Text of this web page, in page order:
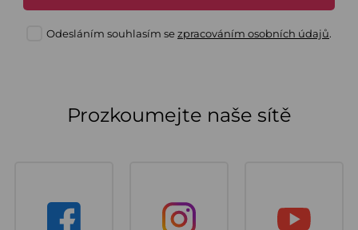
Odesláním souhlasím sezpracováním osobních údajů.
Prozkoumejte naše sítě